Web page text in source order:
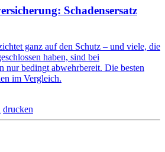
Schadensersatz
ganz auf den Schutz – und viele, die
haben, sind bei
nur bedingt abwehrbereit. Die besten
im Vergleich.
drucken